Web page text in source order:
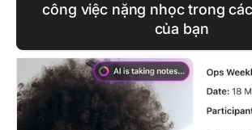
công việc nặng nhọc trong
của bạn